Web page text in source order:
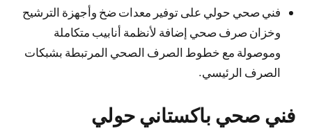
فني صحي حولي على توفير معدات ضخ وأجهزة الترشيح
وخزان صرف صحي إضافة لأنظمة أنابيب متكاملة
وموصولة مع خطوط الصرف الصحي المرتبطة بشبكات
الصرف الرئيسي.
فني صحي باكستاني حولي